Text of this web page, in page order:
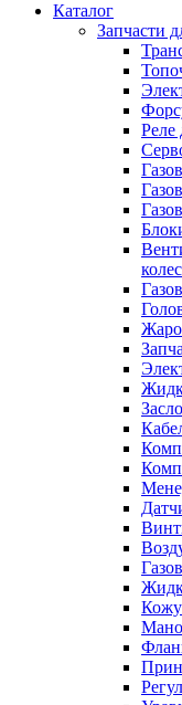
Каталог
Запчасти
Реле